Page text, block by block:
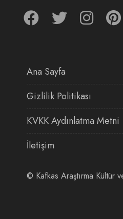
Ana Sayfa
Gizlilik Politikası
KVKK Aydınlatma Metni
İletişim
© Kafkas Araştırma Kültür